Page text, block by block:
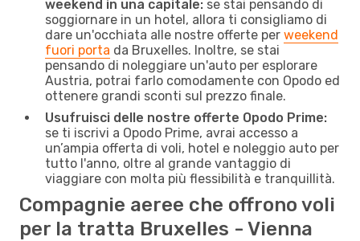
weekend in una capitale: se stai pensando di
soggiornare in un hotel, allora ti consigliamo di
dare un'occhiata alle nostre offerte per weekend
fuori porta da Bruxelles. Inoltre, se stai
pensando di noleggiare un'auto per esplorare
Austria, potrai farlo comodamente con Opodo ed
ottenere grandi sconti sul prezzo finale.
Usufruisci delle nostre offerte Opodo Prime:
se ti iscrivi a Opodo Prime, avrai accesso a
un’ampia offerta di voli, hotel e noleggio auto per
tutto l'anno, oltre al grande vantaggio di
viaggiare con molta più flessibilità e tranquillità.
Compagnie aeree che offrono voli
per la tratta Bruxelles - Vienna